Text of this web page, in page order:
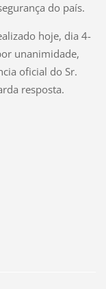
do país.
hoje, dia 4-
unanimidade,
oficial do Sr.
resposta.